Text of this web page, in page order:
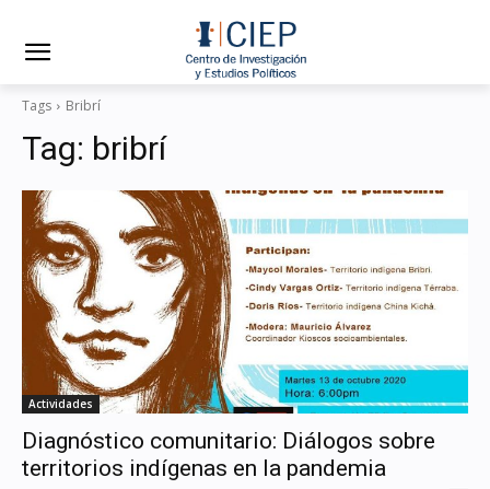
Tags Bribrí
Tag: bribrí
Actividades
Diagnóstico comunitario: Diálogos sobre
territorios indígenas en la pandemia